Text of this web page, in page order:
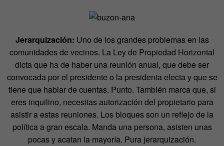
Jerarquización: Uno de los grandes problemas en las
comunidades de vecinos. La Ley de Propiedad Horizontal
dicta que ha de haber una reunión anual, que debe ser
convocada por el presidente o la presidenta electa y que se
tiene que hablar de cuentas. Punto. También marca que, si
eres inquilino, necesitas autorización del propietario para
asistir a estas reuniones. Los bloques son un reflejo de la
política a gran escala. Manda una persona, asisten unas
pocas y acatan la mayoría. Pura jerarquización.